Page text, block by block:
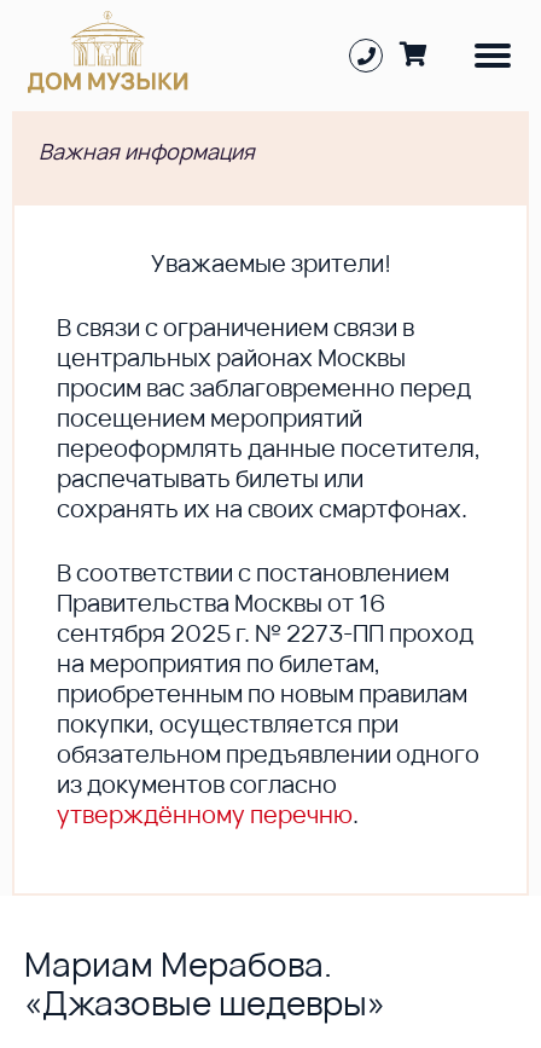
Важная информация
Уважаемые зрители!
В cвязи с ограничением связи в
центральных районах Москвы
просим вас заблаговременно перед
посещением мероприятий
переоформлять данные посетителя,
распечатывать билеты или
сохранять их на своих смартфонах.
В соответствии с постановлением
Правительства Москвы от 16
сентября 2025 г. № 2273-ПП проход
на мероприятия по билетам,
приобретенным по новым правилам
покупки, осуществляется при
обязательном предъявлении одного
из документов согласно
утверждённому перечню.
Мариам Мерабова.
«Джазовые шедевры»